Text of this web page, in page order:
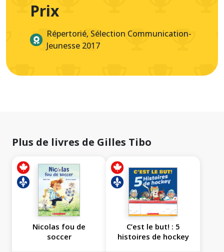
Prix
Répertorié, Sélection Communication-
Jeunesse 2017
Plus de livres de Gilles Tibo
Nicolas fou de
soccer
C’est le but! : 5
histoires de hockey